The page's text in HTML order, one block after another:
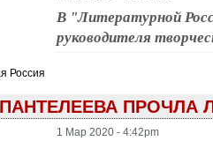
В "Литературной
руководителя
Россия
1 Мар 2020 - 4:42pm